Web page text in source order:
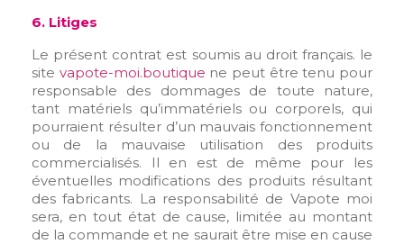
6. Litiges
Le présent contrat est soumis au droit français. le
site vapote-moi.boutique ne peut être tenu pour
responsable des dommages de toute nature,
tant matériels qu’immatériels ou corporels, qui
pourraient résulter d’un mauvais fonctionnement
ou de la mauvaise utilisation des produits
commercialisés. Il en est de même pour les
éventuelles modifications des produits résultant
des fabricants. La responsabilité de Vapote moi
sera, en tout état de cause, limitée au montant
de la commande et ne saurait être mise en cause